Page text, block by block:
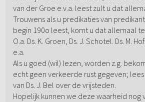
van der Groe e.v.a. leest zult u dat
Trouwens als u predikaties van
begin 190o leest, komt u dat allemaal
O.a. Ds. K. Groen, Ds. J. Schotel. Ds. M.
e.a.
Als u goed (wil) lezen, worden z.g.
echt geen verkeerde rust gegeven;
van Ds. J. Bel over de vrijsteden.
Hopelijk kunnen we deze waarheid nog